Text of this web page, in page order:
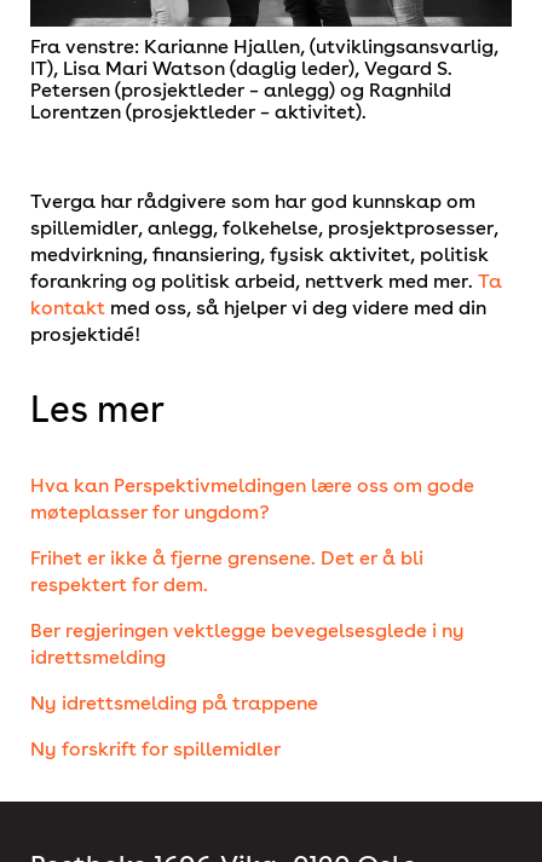
Fra venstre: Karianne Hjallen, (utviklingsansvarlig,
IT), Lisa Mari Watson (daglig leder), Vegard S.
Petersen (prosjektleder – anlegg) og Ragnhild
Lorentzen (prosjektleder – aktivitet).
Tverga har rådgivere som har god kunnskap om
spillemidler, anlegg, folkehelse, prosjektprosesser,
medvirkning, finansiering, fysisk aktivitet, politisk
forankring og politisk arbeid, nettverk med mer. Ta
kontakt med oss, så hjelper vi deg videre med din
prosjektidé!
Les mer
Hva kan Perspektivmeldingen lære oss om gode
møteplasser for ungdom?
Frihet er ikke å fjerne grensene. Det er å bli
respektert for dem.
Ber regjeringen vektlegge bevegelsesglede i ny
idrettsmelding
Ny idrettsmelding på trappene
Ny forskrift for spillemidler